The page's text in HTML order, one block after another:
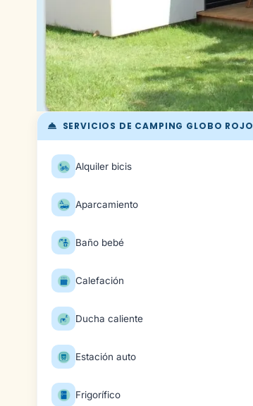
SERVICIOS DE CAMPING GLOBO ROJO
Alquiler bicis
Aparcamiento
Baño bebé
Calefación
Ducha caliente
Estación auto
Frigorífico